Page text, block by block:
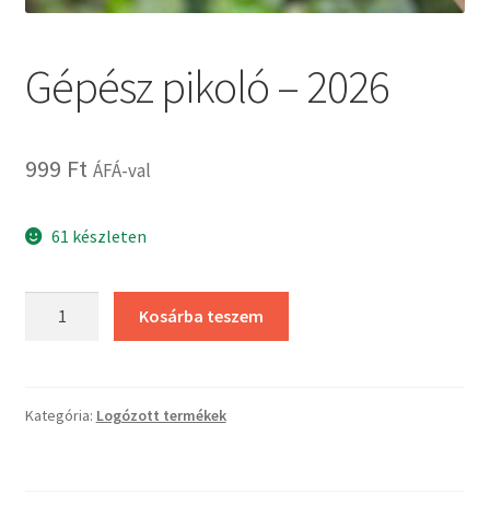
Gépész pikoló – 2026
999 Ft ÁFÁ-val
61 készleten
mennyiség
Kosárba teszem
Kategória: Logózott termékek